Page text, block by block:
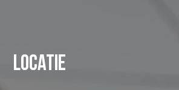
Locatie